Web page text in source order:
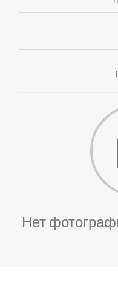
Нет